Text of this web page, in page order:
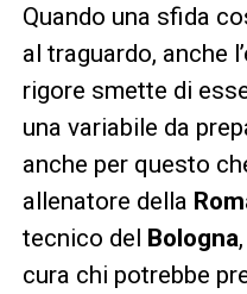
Quando una sfida
al traguardo, anche
rigore smette di
una variabile da
anche per questo
allenatore della
tecnico del Bologna
cura chi potrebbe